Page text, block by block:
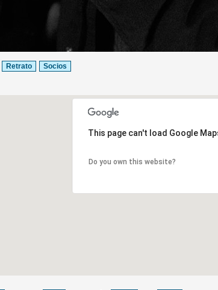
Retrato
Socios
This page can't load Google
Do you own this website?